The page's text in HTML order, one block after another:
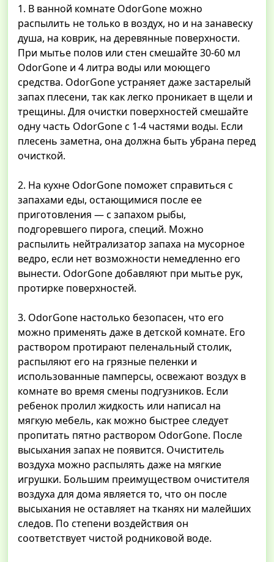
1. В ванной комнате OdorGone можно
распылить не только в воздух, но и на занавеску
душа, на коврик, на деревянные поверхности.
При мытье полов или стен смешайте 30-60 мл
OdorGone и 4 литра воды или моющего
средства. OdorGone устраняет даже застарелый
запах плесени, так как легко проникает в щели и
трещины. Для очистки поверхностей смешайте
одну часть OdorGone с 1-4 частями воды. Если
плесень заметна, она должна быть убрана перед
очисткой.
2. На кухне OdorGone поможет справиться с
запахами еды, остающимися после ее
приготовления — с запахом рыбы,
подгоревшего пирога, специй. Можно
распылить нейтрализатор запаха на мусорное
ведро, если нет возможности немедленно его
вынести. OdorGone добавляют при мытье рук,
протирке поверхностей.
3. OdorGone настолько безопасен, что его
можно применять даже в детской комнате. Его
раствором протирают пеленальный столик,
распыляют его на грязные пеленки и
использованные памперсы, освежают воздух в
комнате во время смены подгузников. Если
ребенок пролил жидкость или написал на
мягкую мебель, как можно быстрее следует
пропитать пятно раствором OdorGone. После
высыхания запах не появится. Очиститель
воздуха можно распылять даже на мягкие
игрушки. Большим преимуществом очистителя
воздуха для дома является то, что он после
высыхания не оставляет на тканях ни малейших
следов. По степени воздействия он
соответствует чистой родниковой воде.